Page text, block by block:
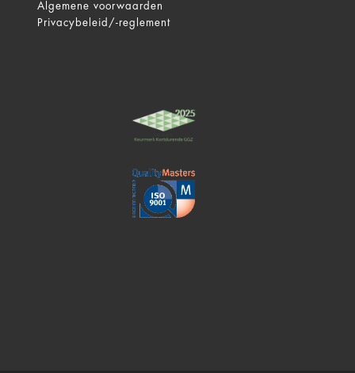
Algemene voorwaarden
Privacybeleid/-reglement